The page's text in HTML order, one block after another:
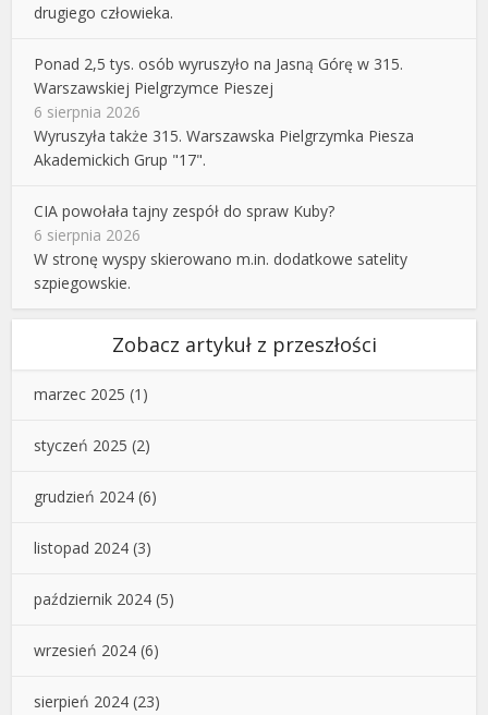
drugiego człowieka.
Ponad 2,5 tys. osób wyruszyło na Jasną Górę w 315.
Warszawskiej Pielgrzymce Pieszej
6 sierpnia 2026
Wyruszyła także 315. Warszawska Pielgrzymka Piesza
Akademickich Grup "17".
CIA powołała tajny zespół do spraw Kuby?
6 sierpnia 2026
W stronę wyspy skierowano m.in. dodatkowe satelity
szpiegowskie.
Zobacz artykuł z przeszłości
marzec 2025 (1)
styczeń 2025 (2)
grudzień 2024 (6)
listopad 2024 (3)
październik 2024 (5)
wrzesień 2024 (6)
sierpień 2024 (23)